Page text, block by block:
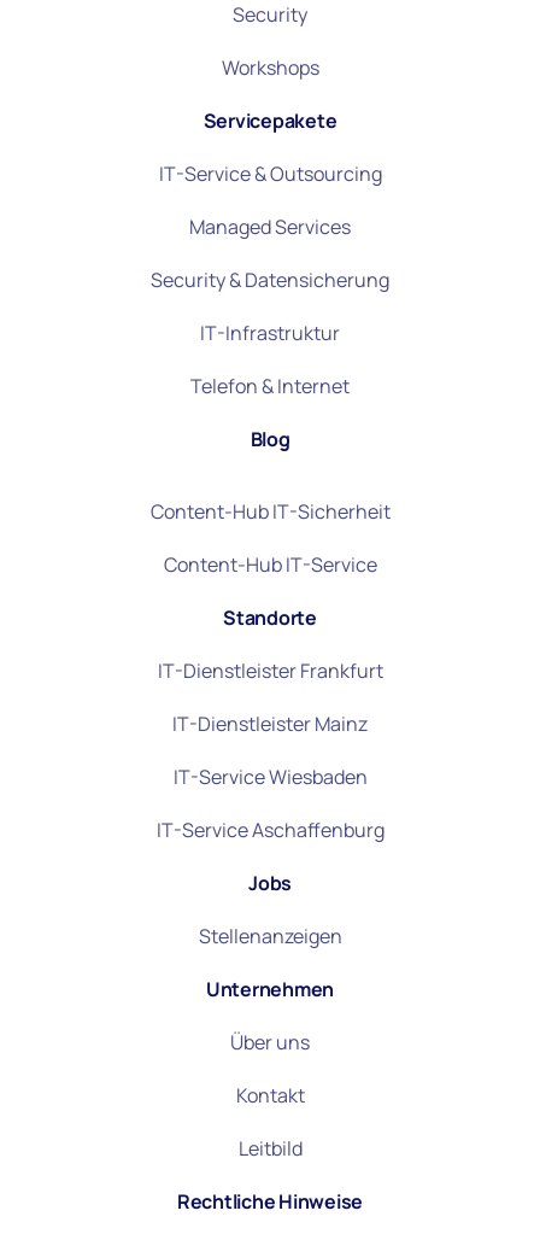
IT-Service & Outsourcing
Managed Services
Security & Datensicherung
IT-Infrastruktur
Telefon & Internet
Blog
Content-Hub IT-Sicherheit
Content-Hub IT-Service
Servicepakete
Security
Workshops
Unternehmen
Über uns
Leitbild
Kontakt
Standorte
IT-Dienstleister Frankfurt
IT-Dienstleister Mainz
IT-Service Wiesbaden
IT-Service Aschaffenburg
Jobs
Stellenanzeigen
Rechtliche Hinweise